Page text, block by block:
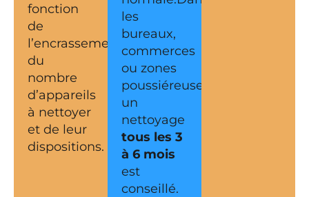
fonction
de
l’encrassement,
du
nombre
d’appareils
à nettoyer
et de leur
dispositions.
les
bureaux,
commerces
ou zones
poussiéreuses,
un
nettoyage
tous les 3
à 6 mois
est
conseillé.